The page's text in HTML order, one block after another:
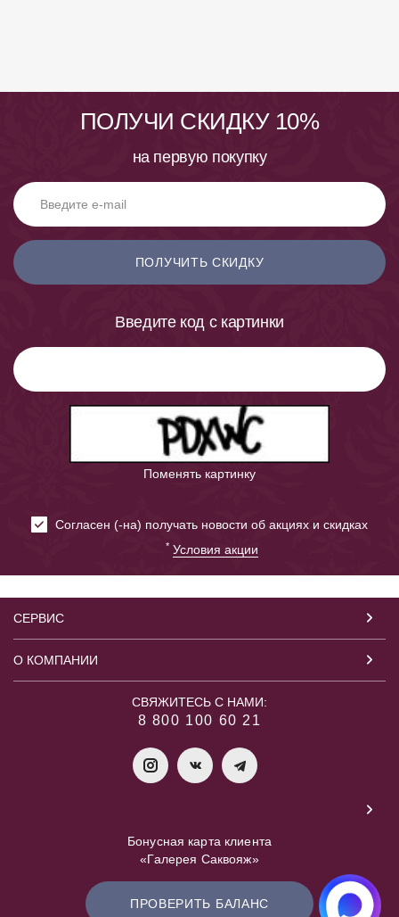
ПОЛУЧИ СКИДКУ 10%
на первую покупку
ПОЛУЧИТЬ СКИДКУ
Введите код с картинки
Поменять картинку
Cогласен (-на) получать новости об акциях и скидках
* Условия акции
СЕРВИС
О КОМПАНИИ
СВЯЖИТЕСЬ С НАМИ:
8 800 100 60 21
Бонусная карта клиента
«Галерея Саквояж»
ПРОВЕРИТЬ БАЛАНС